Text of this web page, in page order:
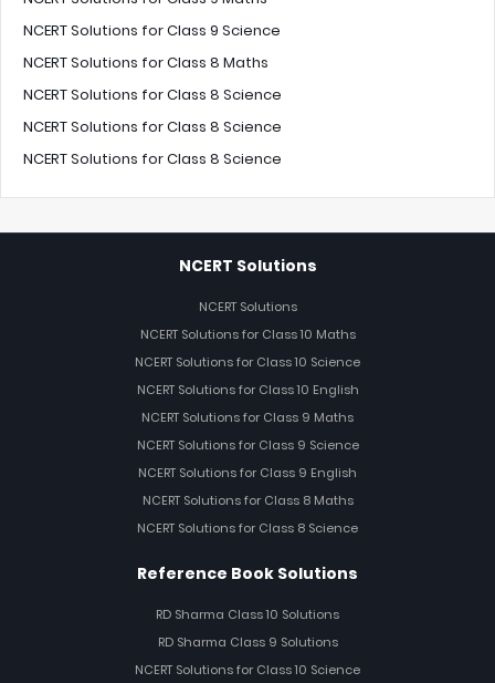
NCERT Solutions for Class 9 Science
NCERT Solutions for Class 8 Maths
NCERT Solutions for Class 8 Science
NCERT Solutions for Class 8 Science
NCERT Solutions for Class 8 Science
NCERT Solutions
NCERT Solutions
NCERT Solutions for Class 10 Maths
NCERT Solutions for Class 10 Science
NCERT Solutions for Class 10 English
NCERT Solutions for Class 9 Maths
NCERT Solutions for Class 9 Science
NCERT Solutions for Class 9 English
NCERT Solutions for Class 8 Maths
NCERT Solutions for Class 8 Science
Reference Book Solutions
RD Sharma Class 10 Solutions
RD Sharma Class 9 Solutions
NCERT Solutions for Class 10 Science